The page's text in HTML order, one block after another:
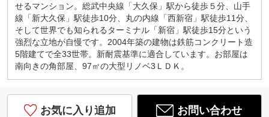
せるマンション。総武中央線「大久保」駅から徒歩５分、山手
線「新大久保」駅徒歩10分、丸の内線「西新宿」駅徒歩11分、
そして世界でも知られるターミナル「新宿」駅徒歩15分という
強烈な立地が自慢です。2004年築の建物は鉄筋コンクリート造
5階建てで全33世帯。新耐震基準に適合しています。お部屋は
南向きの角部屋、97㎡の大型リノベ3ＬＤＫ。
お気に入り追加 お問い合わせ